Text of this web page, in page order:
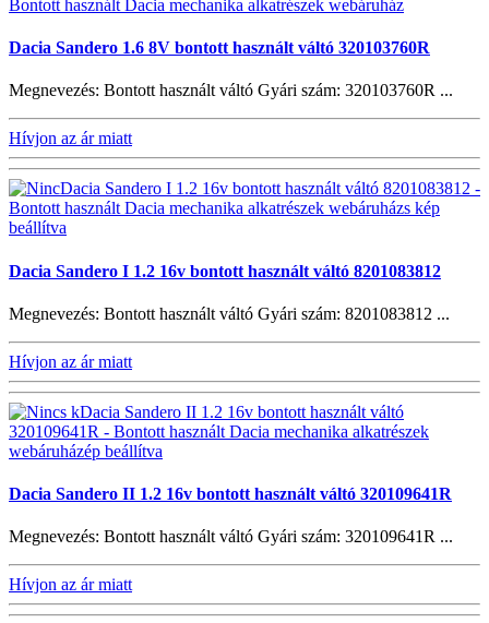
Dacia Sandero 1.6 8V bontott használt váltó 320103760R
Megnevezés: Bontott használt váltó Gyári szám: 320103760R ...
Hívjon az ár miatt
Dacia Sandero I 1.2 16v bontott használt váltó 8201083812
Megnevezés: Bontott használt váltó Gyári szám: 8201083812 ...
Hívjon az ár miatt
Dacia Sandero II 1.2 16v bontott használt váltó 320109641R
Megnevezés: Bontott használt váltó Gyári szám: 320109641R ...
Hívjon az ár miatt